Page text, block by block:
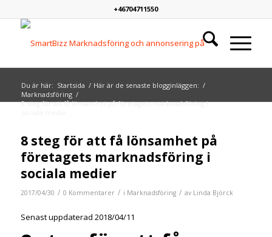
+46704711550
Du är här: Startsida / Här är de senaste blogginläggen: /
Marknadsföring /
8 steg för att få lönsamhet på företagets marknadsföring i
8 steg för att få lönsamhet på
företagets marknadsföring i
sociala medier
2017/04/30 / 0 Kommentarer / i Marknadsföring / av Linda Björck
Senast uppdaterad 2018/04/11